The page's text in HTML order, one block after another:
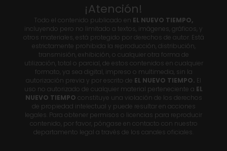
¡Atención!
Todo el contenido publicado en EL NUEVO TIEMPO,
incluyendo pero no limitado a textos, imágenes, gráficos, y
otros materiales, está protegido por derechos de autor. Está
estrictamente prohibida la reproducción, distribución,
transmisión, exhibición, o cualquier otra forma de
utilización, total o parcial, de estos contenidos en cualquier
formato, ya sea digital, impreso o multimedia, sin la
autorización previa y por escrito de EL NUEVO TIEMPO. El
uso no autorizado de cualquier material perteneciente a EL
NUEVO TIEMPO constituye una violación de los derechos
de propiedad intelectual y puede resultar en acciones
legales. Para obtener permisos o licencias para reproducir
contenido, por favor, póngase en contacto con nuestro
departamento legal a través de los canales oficiales.